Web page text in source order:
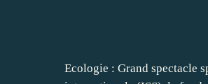
Ecologie : Grand spectacle